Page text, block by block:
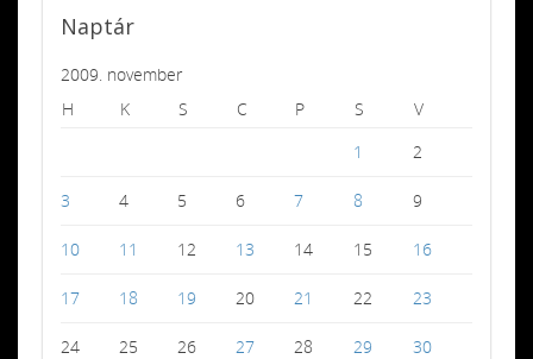
Naptár
2009. november
H
K S C P S
V
1
2
3 4 5 6 7 8 9
10 11 12 13 14 15 16
17 18 19 20 21 22 23
24 25 26 27 28 29 30